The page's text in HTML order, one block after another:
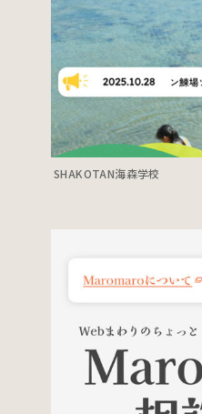
SHAKOTAN海森学校